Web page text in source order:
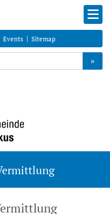
Events | Sitemap
»